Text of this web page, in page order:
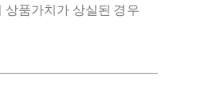
상품가치가 상실된 경우